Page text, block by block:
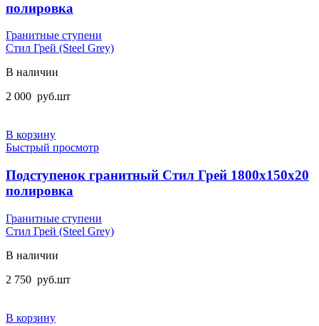
полировка
Гранитные ступени
Стил Грей (Steel Grey)
В наличии
2 000 руб.шт
В корзину
Быстрый просмотр
Подступенок гранитный Стил Грей 1800x150x20
полировка
Гранитные ступени
Стил Грей (Steel Grey)
В наличии
2 750 руб.шт
В корзину